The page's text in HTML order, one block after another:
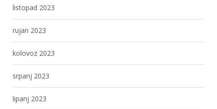
listopad 2023
rujan 2023
kolovoz 2023
srpanj 2023
lipanj 2023